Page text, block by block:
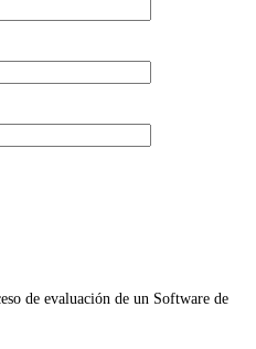
de evaluación de un Software de